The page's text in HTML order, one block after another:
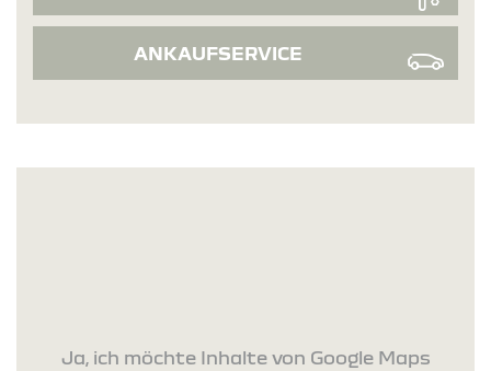
ANKAUFSERVICE
Ja, ich möchte Inhalte von Google Maps